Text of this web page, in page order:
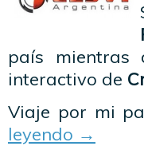
país mientras
interactivo de
Viaje por mi
leyendo →